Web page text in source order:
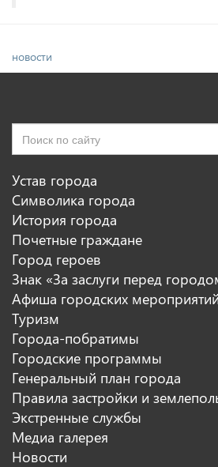
новости
Устав города
Символика города
История города
Почетные граждане
Город героев
Знак «За заслуги перед
Афиша городских мероприятий
Туризм
Города-побратимы
Городские программы
Генеральный план города
Правила застройки и
Экстренные службы
Медиа галерея
Новости